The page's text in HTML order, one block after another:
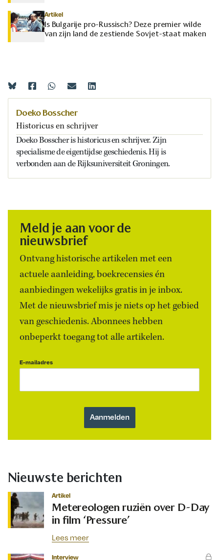
Artikel
Is Bulgarije pro-Russisch? Deze premier wilde
van zijn land de zestiende Sovjet-staat maken
Doeko Bosscher
Historicus en schrijver
Doeko Bosscher is historicus en schrijver. Zijn
specialisme de eigentijdse geschiedenis. Hij is
verbonden aan de Rijksuniversiteit Groningen.
Meld je aan voor de
nieuwsbrief
Ontvang historische artikelen met een
actuele aanleiding, boekrecensies én
aanbiedingen wekelijks gratis in je inbox.
Met de nieuwsbrief mis je niets op het gebied
van geschiedenis. Abonnees hebben
onbeperkt toegang tot alle artikelen.
E-mailadres
Nieuwste berichten
Artikel
Metereologen ruziën over D-Day
in film ‘Pressure’
Lees meer
Interview